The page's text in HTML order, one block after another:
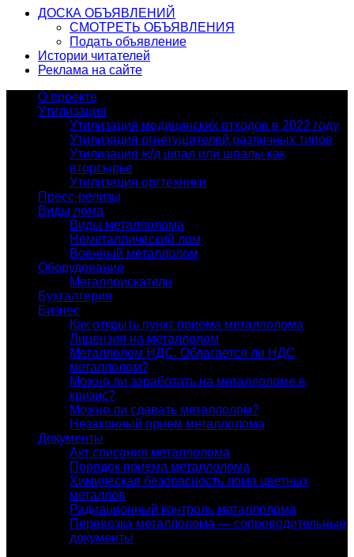
ДОСКА ОБЪЯВЛЕНИЙ
СМОТРЕТЬ ОБЪЯВЛЕНИЯ
Подать объявление
Истории читателей
Реклама на сайте
О проекте
Утилизация
Утилизация медицинских отходов в 2022 году
Утилизация огнетушителей различных типов
Утилизация ж/д шпал или шпалы как
вторсырье
Утилизация оргтехники
Пресс-релизы
Виды лома
Виды металлолома
Неметаллический лом
Военный металлолом
Оборудование
Металлоискатели
Бухгалтерия
Бизнес
Как открыть пункт приема металлолома
Лицензия на металлолом
Металлолом НДС. Облагается ли НДС
металлолом?
Можно ли заработать на металлоломе в
кризис?
Можно ли сдавать металлолом?
Незаконный прием металлолома
Документы
Акт списания металлолома
Порядок приема металлолома
Химическая безопасность лома цветных
металлов
Радиационный контроль металлолома
Перевозка металлолома — сопроводительные
документы